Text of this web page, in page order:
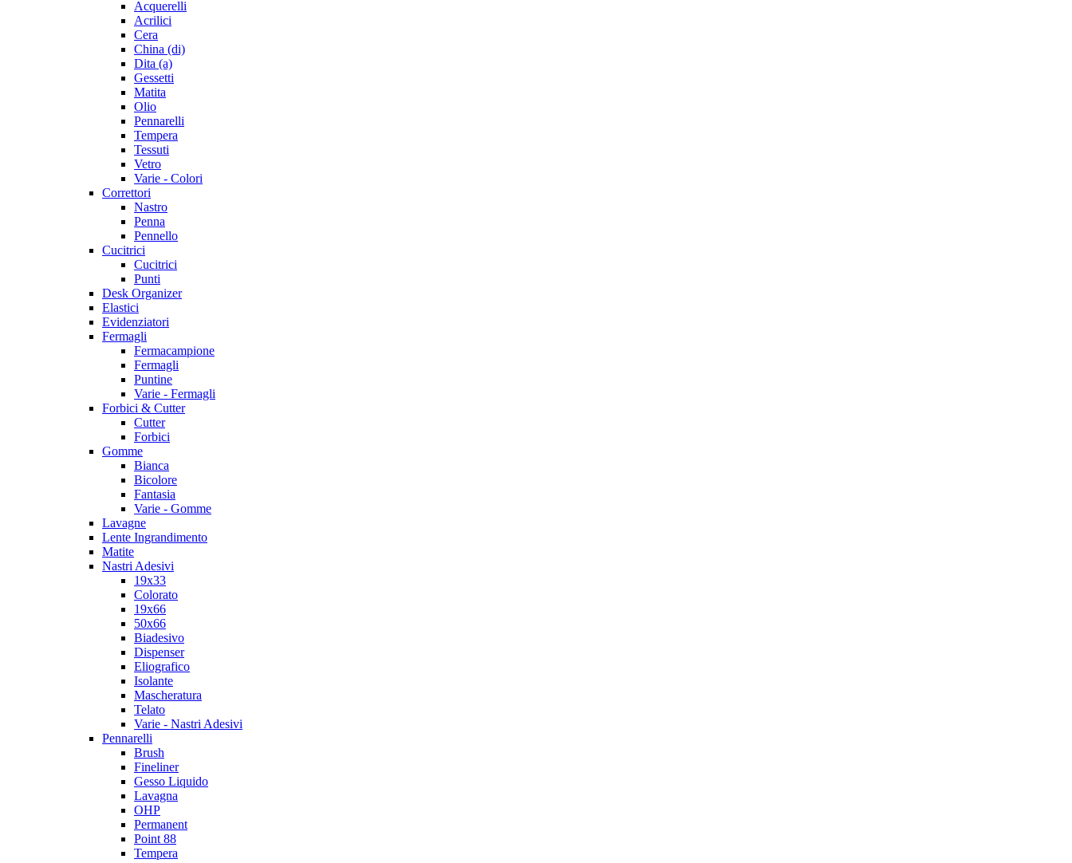
Acquerelli
Acrilici
Cera
China (di)
Dita (a)
Gessetti
Matita
Olio
Pennarelli
Tempera
Tessuti
Vetro
Varie - Colori
Correttori
Nastro
Penna
Pennello
Cucitrici
Cucitrici
Punti
Desk Organizer
Elastici
Evidenziatori
Fermagli
Fermacampione
Fermagli
Puntine
Varie - Fermagli
Forbici & Cutter
Cutter
Forbici
Gomme
Bianca
Bicolore
Fantasia
Varie - Gomme
Lavagne
Lente Ingrandimento
Matite
Nastri Adesivi
19x33
Colorato
19x66
50x66
Biadesivo
Dispenser
Eliografico
Isolante
Mascheratura
Telato
Varie - Nastri Adesivi
Pennarelli
Brush
Fineliner
Gesso Liquido
Lavagna
OHP
Permanent
Point 88
Tempera